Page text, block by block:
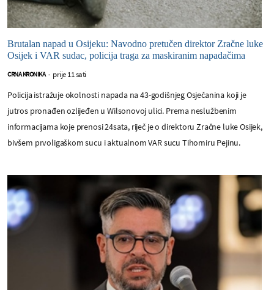
Brutalan napad u Osijeku: Navodno pretučen direktor Zračne luke
Osijek i VAR sudac, policija traga za maskiranim napadačima
CRNA KRONIKA - prije 11 sati
Policija istražuje okolnosti napada na 43-godišnjeg Osječanina koji je
jutros pronađen ozlijeđen u Wilsonovoj ulici. Prema neslužbenim
informacijama koje prenosi 24sata, riječ je o direktoru Zračne luke Osijek,
bivšem prvoligaškom sucu i aktualnom VAR sucu Tihomiru Pejinu.